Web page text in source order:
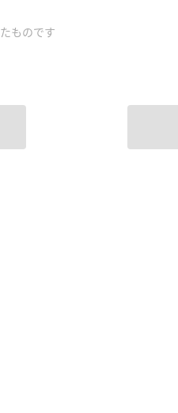
ものです